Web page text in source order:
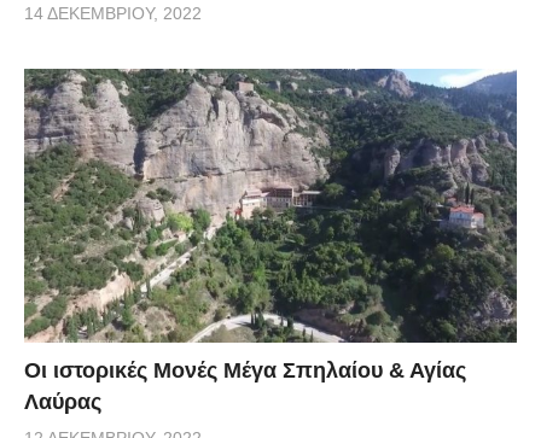
14 ΔΕΚΕΜΒΡΊΟΥ, 2022
Οι ιστορικές Mονές Μέγα Σπηλαίου & Αγίας
Λαύρας